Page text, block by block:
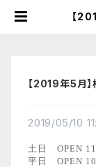
【
【2019年5月
2019/05/10
土日 OPEN
平日 OPEN